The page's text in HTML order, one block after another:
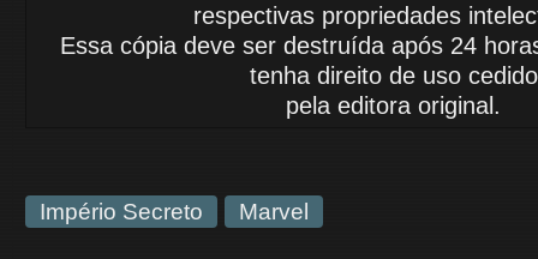
respectivas propriedades
Essa cópia deve ser destruída após 24
tenha direito de uso cedido
pela editora original.
Império Secreto Marvel